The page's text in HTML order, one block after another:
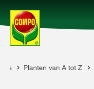
Producten
Planten van A tot Z